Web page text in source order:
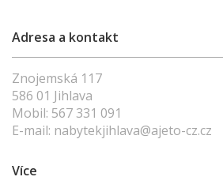
Adresa a kontakt
Znojemská 117
586 01 Jihlava
Mobil: 567 331 091
E-mail: nabytekjihlava@ajeto-cz.cz
Více